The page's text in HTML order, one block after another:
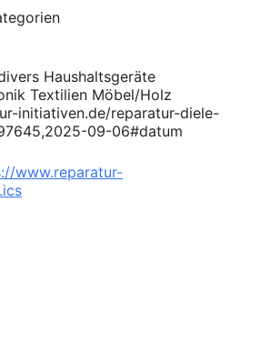
Haushaltsgeräte
Textilien Möbel/Holz
initiativen.de/reparatur-diele-
09-06#datum
www.reparatur-